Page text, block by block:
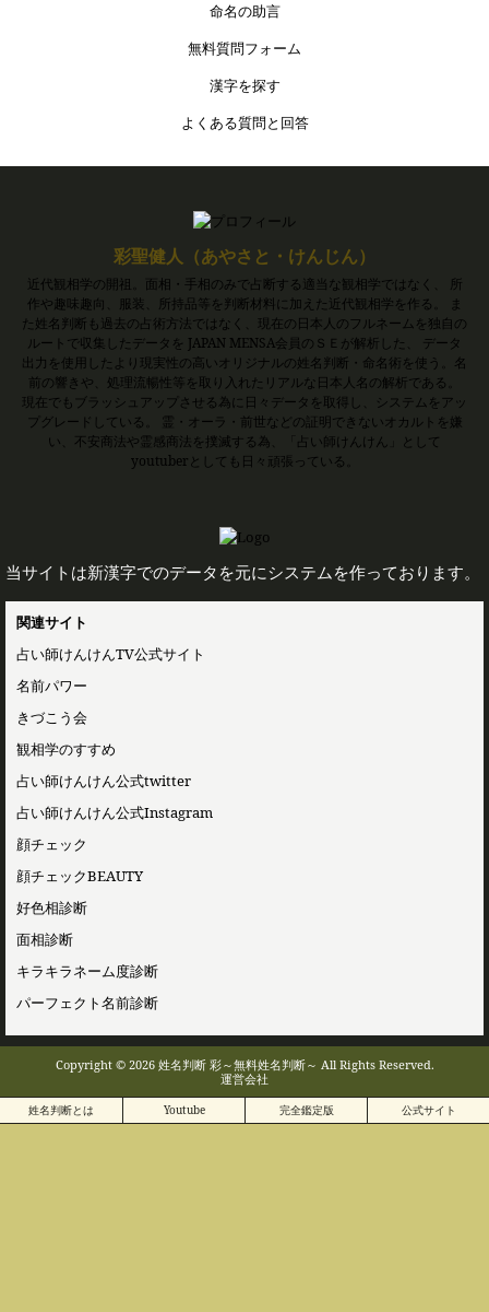
命名の助言
無料質問フォーム
漢字を探す
よくある質問と回答
彩聖健人（あやさと・けんじん）
近代観相学の開祖。面相・手相のみで占断する適当な観相学ではなく、 所
作や趣味趣向、服装、所持品等を判断材料に加えた近代観相学を作る。 ま
た姓名判断も過去の占術方法ではなく、現在の日本人のフルネームを独自の
ルートで収集したデータを JAPAN MENSA会員のＳＥが解析した、 データ
出力を使用したより現実性の高いオリジナルの姓名判断・命名術を使う。名
前の響きや、処理流暢性等を取り入れたリアルな日本人名の解析である。
現在でもブラッシュアップさせる為に日々データを取得し、システムをアッ
プグレードしている。 霊・オーラ・前世などの証明できないオカルトを嫌
い、不安商法や霊感商法を撲滅する為、「占い師けんけん」として
youtuberとしても日々頑張っている。
当サイトは新漢字でのデータを元にシステムを作っております。
関連サイト
占い師けんけんTV公式サイト
名前パワー
きづこう会
観相学のすすめ
占い師けんけん公式twitter
占い師けんけん公式Instagram
顔チェック
顔チェックBEAUTY
好色相診断
面相診断
キラキラネーム度診断
パーフェクト名前診断
Copyright © 2026 姓名判断 彩～無料姓名判断～ All Rights Reserved.
運営会社
姓名判断とは Youtube 完全鑑定版 公式サイト